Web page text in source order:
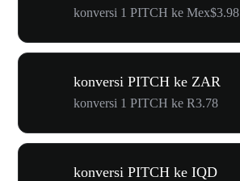
konversi 1 PITCH ke Mex$3.98
konversi PITCH ke ZAR
konversi 1 PITCH ke R3.78
konversi PITCH ke IQD